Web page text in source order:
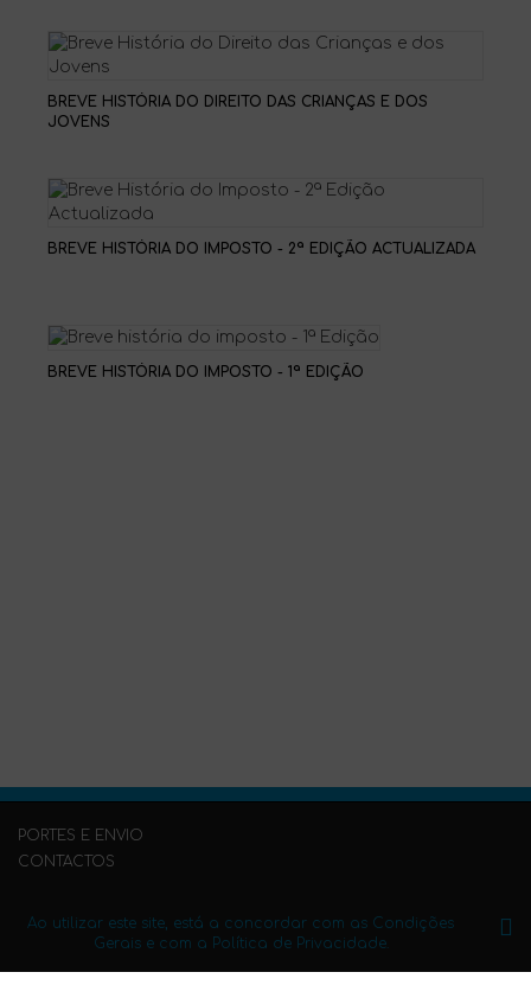
Ao utilizar este site, está a concordar com as Condições
Gerais e com a Política de Privacidade.
BREVE HISTÓRIA DO DIREITO DAS CRIANÇAS E DOS
JOVENS
BREVE HISTÓRIA DO IMPOSTO - 2ª EDIÇÃO ACTUALIZADA
BREVE HISTÓRIA DO IMPOSTO - 1ª EDIÇÃO
PORTES E ENVIO
CONTACTOS
PUBLIQUE O SEU LIVRO CONNOSCO